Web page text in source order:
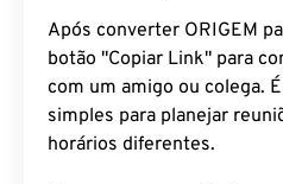
Após converter ORIGEM
botão "Copiar Link" para
com um amigo ou colega.
simples para planejar
horários diferentes.